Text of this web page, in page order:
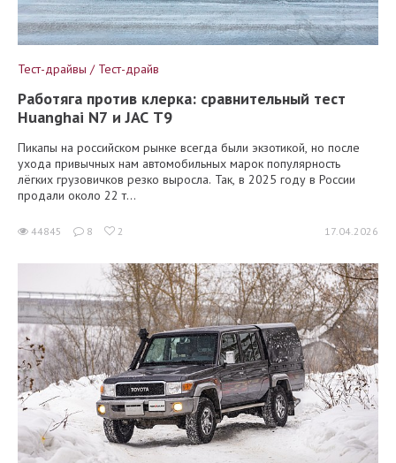
Тест-драйвы / Тест-драйв
Работяга против клерка: сравнительный тест
Huanghai N7 и JAC T9
Пикапы на российском рынке всегда были экзотикой, но после
ухода привычных нам автомобильных марок популярность
лёгких грузовичков резко выросла. Так, в 2025 году в России
продали около 22 т...
44845 8 2 17.04.2026